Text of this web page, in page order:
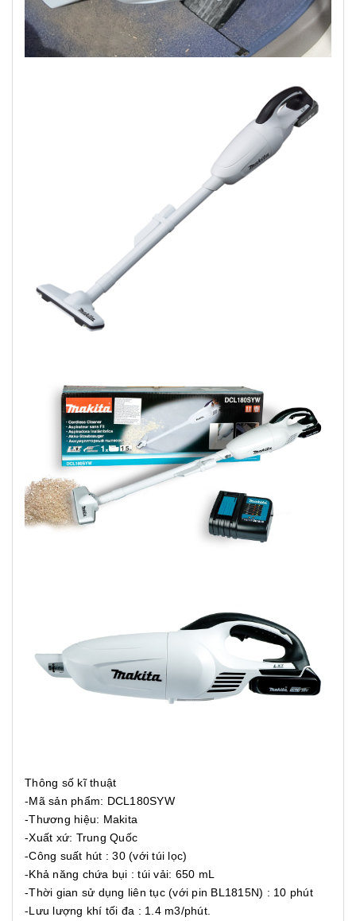
Thông số kĩ thuật
-Mã sản phẩm: DCL180SYW
-Thương hiệu: Makita
-Xuất xứ: Trung Quốc
-Công suất hút : 30 (với túi lọc)
-Khả năng chứa bụi : túi vải: 650 mL
-Thời gian sử dụng liên tục (với pin BL1815N) : 10 phút
-Lưu lượng khí tối đa : 1.4 m3/phút.